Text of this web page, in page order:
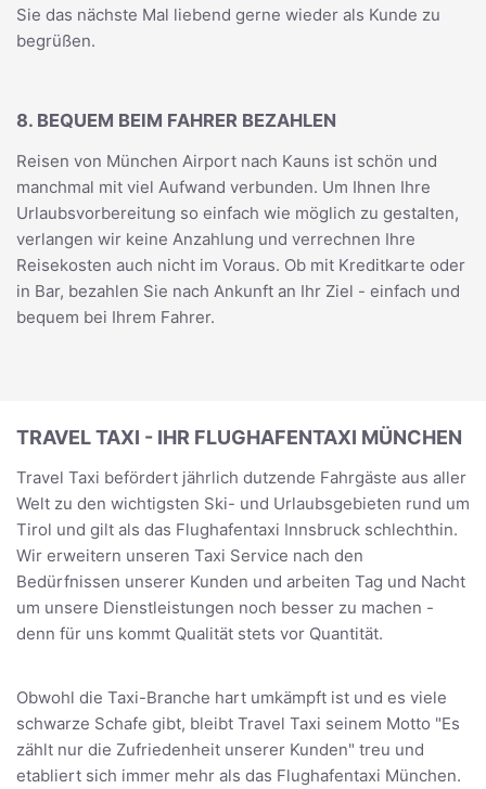
Sie das nächste Mal liebend gerne wieder als Kunde zu
begrüßen.
8. BEQUEM BEIM FAHRER BEZAHLEN
Reisen von München Airport nach Kauns ist schön und
manchmal mit viel Aufwand verbunden. Um Ihnen Ihre
Urlaubsvorbereitung so einfach wie möglich zu gestalten,
verlangen wir keine Anzahlung und verrechnen Ihre
Reisekosten auch nicht im Voraus. Ob mit Kreditkarte oder
in Bar, bezahlen Sie nach Ankunft an Ihr Ziel - einfach und
bequem bei Ihrem Fahrer.
TRAVEL TAXI - IHR FLUGHAFENTAXI MÜNCHEN
Travel Taxi befördert jährlich dutzende Fahrgäste aus aller
Welt zu den wichtigsten Ski- und Urlaubsgebieten rund um
Tirol und gilt als das Flughafentaxi Innsbruck schlechthin.
Wir erweitern unseren Taxi Service nach den
Bedürfnissen unserer Kunden und arbeiten Tag und Nacht
um unsere Dienstleistungen noch besser zu machen -
denn für uns kommt Qualität stets vor Quantität.
Obwohl die Taxi-Branche hart umkämpft ist und es viele
schwarze Schafe gibt, bleibt Travel Taxi seinem Motto "Es
zählt nur die Zufriedenheit unserer Kunden" treu und
etabliert sich immer mehr als das Flughafentaxi München.